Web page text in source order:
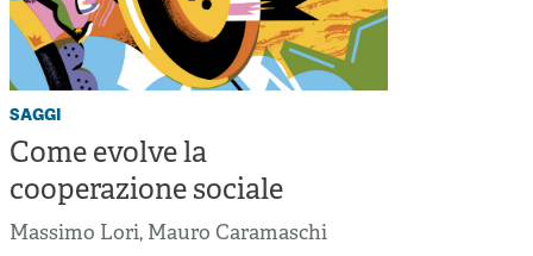
saggi
Come evolve la
cooperazione sociale
Massimo Lori, Mauro Caramaschi